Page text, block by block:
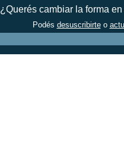
¿Querés cambiar la forma
Podés desuscribirteo